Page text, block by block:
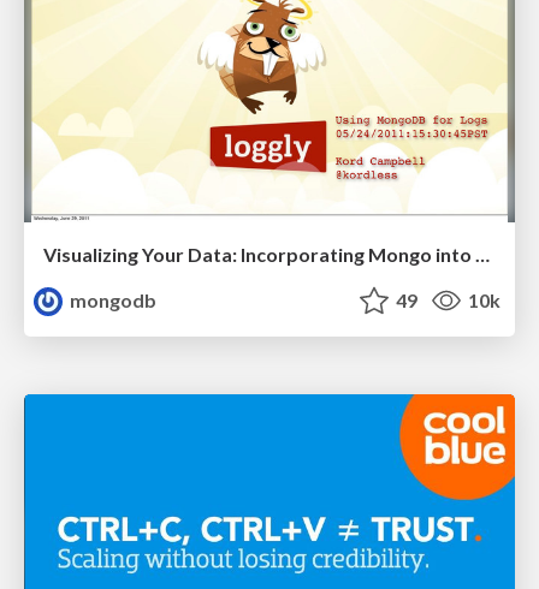
Visualizing Your Data: Incorporating Mongo into Loggly Infrastructure
mongodb
49 10k